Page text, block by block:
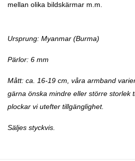
mellan olika bildskärmar m.m.
Ursprung: Myanmar (Burma)
Pärlor: 6 mm
Mått: ca. 16-19 cm, våra armband
gärna önska mindre eller större storlek
plockar vi utefter tillgänglighet.
Säljes styckvis.